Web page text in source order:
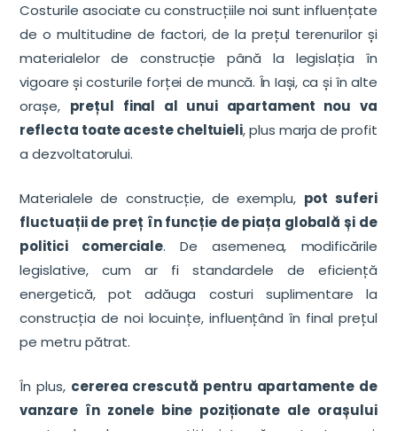
Costurile asociate cu construcțiile noi sunt influențate
de o multitudine de factori, de la prețul terenurilor și
materialelor de construcție până la legislația în
vigoare și costurile forței de muncă. În Iași, ca și în alte
orașe, prețul final al unui apartament nou va
reflecta toate aceste cheltuieli, plus marja de profit
a dezvoltatorului.
Materialele de construcție, de exemplu, pot suferi
fluctuații de preț în funcție de piața globală și de
politici comerciale. De asemenea, modificările
legislative, cum ar fi standardele de eficiență
energetică, pot adăuga costuri suplimentare la
construcția de noi locuințe, influențând în final prețul
pe metru pătrat.
În plus, cererea crescută pentru apartamente de
vanzare în zonele bine poziționate ale orașului